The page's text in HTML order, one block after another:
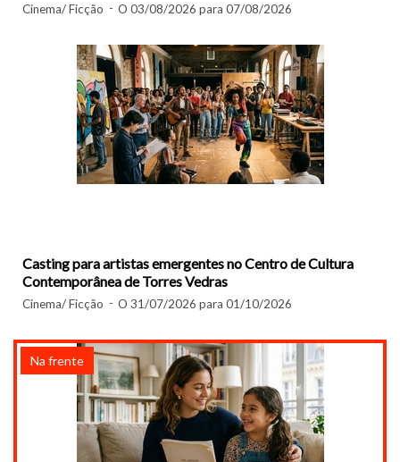
Cinema/ Ficção O 03/08/2026 para 07/08/2026
Casting para artistas emergentes no Centro de Cultura
Contemporânea de Torres Vedras
Cinema/ Ficção O 31/07/2026 para 01/10/2026
Na frente